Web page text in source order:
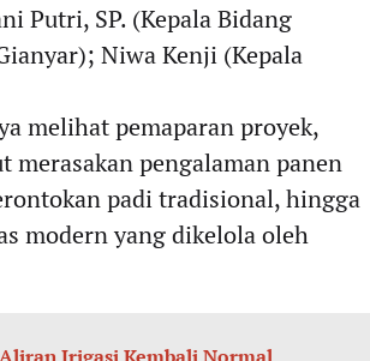
Putri, SP. (Kepala Bidang
​Niwa Kenji (Kepala
melihat pemaparan proyek,
pengalaman panen
padi tradisional, hingga
modern yang dikelola oleh
Irigasi Kembali Normal